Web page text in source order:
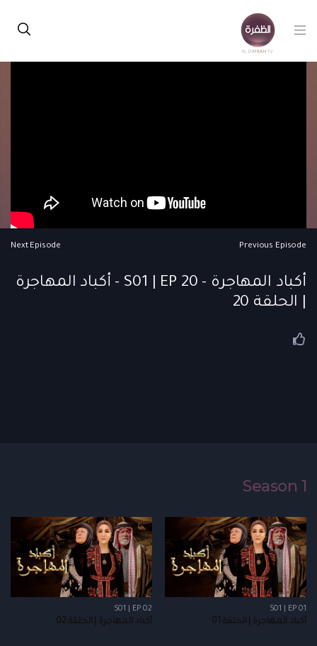
Previous Episode
Next Episode
أكباد المهاجرة - S01 | EP 20 - أكباد المهاجرة
| الحلقة 20
Season 1
S01 | EP 01
أكباد المهاجرة | الحلقة 01
S01 | EP 02
أكباد المهاجرة | الحلقة 02